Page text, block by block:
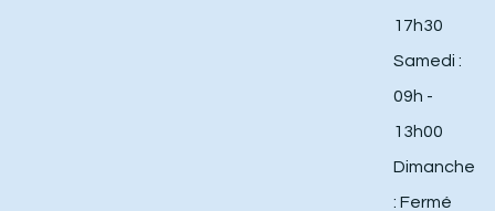
17h30
Samedi :
09h -
13h00
Dimanche
: Fermé